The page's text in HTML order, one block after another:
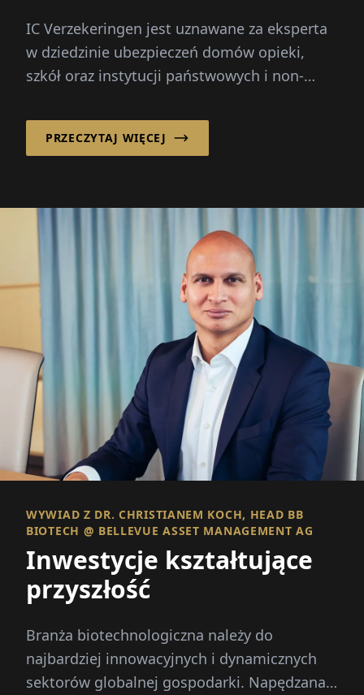
IC Verzekeringen jest uznawane za eksperta
w dziedzinie ubezpieczeń domów opieki,
szkół oraz instytucji państwowych i non-
PRZECZYTAJ WIĘCEJ
WYWIAD Z DR. CHRISTIANEM KOCH, HEAD BB
BIOTECH @ BELLEVUE ASSET MANAGEMENT AG
Inwestycje kształtujące
przyszłość
Branża biotechnologiczna należy do
najbardziej innowacyjnych i dynamicznych
sektorów globalnej gospodarki. Napędzana